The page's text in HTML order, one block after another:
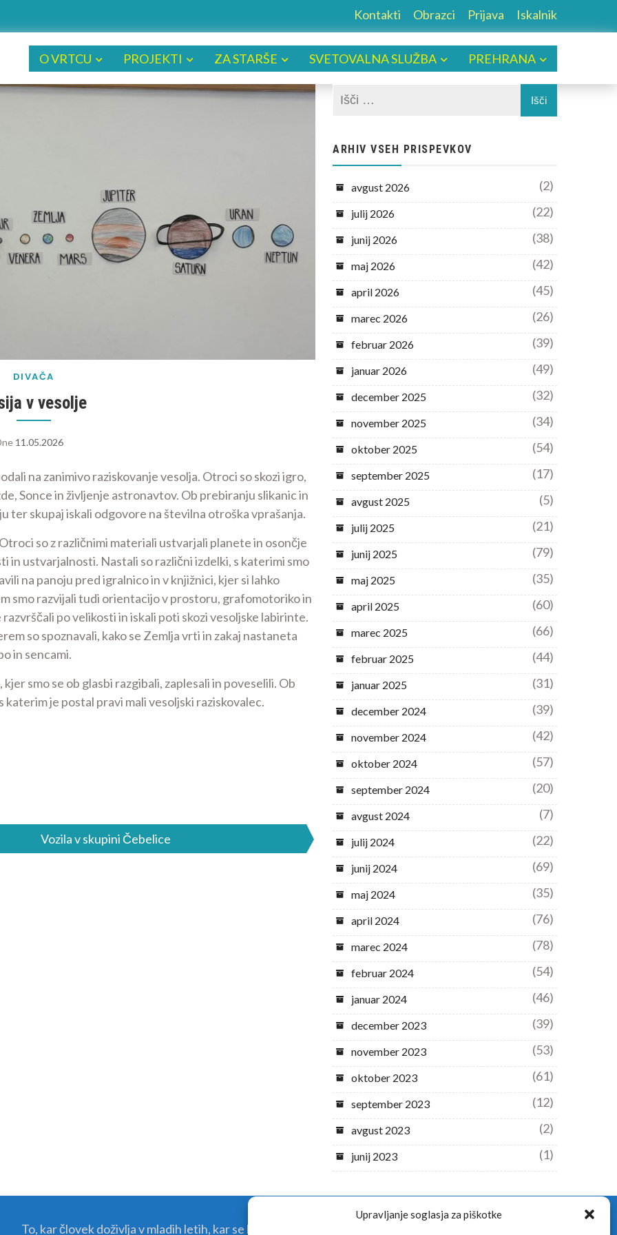
Upravljanje soglasja za piškotke
Kontakti Obrazci Prijava Iskalnik
O VRTCU PROJEKTI ZA STARŠE SVETOVALNA SLUŽBA PREHRANA
DIVAČA
v vesolje
11.05.2026
na zanimivo raziskovanje vesolja. Otroci so skozi igro,
Sonce in življenje astronavtov. Ob prebiranju slikanic in
ter skupaj iskali odgovore na številna otroška vprašanja.
so z različnimi materiali ustvarjali planete in osončje
in ustvarjalnosti. Nastali so različni izdelki, s katerimi smo
na panoju pred igralnico in v knjižnici, kjer si lahko
smo razvijali tudi orientacijo v prostoru, grafomotoriko in
po velikosti in iskali poti skozi vesoljske labirinte.
so spoznavali, kako se Zemlja vrti in zakaj nastaneta
in sencami.
smo se ob glasbi razgibali, zaplesali in poveselili. Ob
je postal pravi mali vesoljski raziskovalec.
Vozila v skupini Čebelice
ARHIV VSEH PRISPEVKOV
avgust 2026 (2)
julij 2026 (22)
junij 2026 (38)
maj 2026 (42)
april 2026 (45)
marec 2026 (26)
februar 2026 (39)
januar 2026 (49)
december 2025 (32)
november 2025 (34)
oktober 2025 (54)
september 2025 (17)
avgust 2025 (5)
julij 2025 (21)
junij 2025 (79)
maj 2025 (35)
april 2025 (60)
marec 2025 (66)
februar 2025 (44)
januar 2025 (31)
december 2024 (39)
november 2024 (42)
oktober 2024 (57)
september 2024 (20)
avgust 2024 (7)
julij 2024 (22)
junij 2024 (69)
maj 2024 (35)
april 2024 (76)
marec 2024 (78)
februar 2024 (54)
januar 2024 (46)
december 2023 (39)
november 2023 (53)
oktober 2023 (61)
september 2023 (12)
avgust 2023 (2)
junij 2023 (1)
To, kar človek doživlja v mladih letih, kar se kali